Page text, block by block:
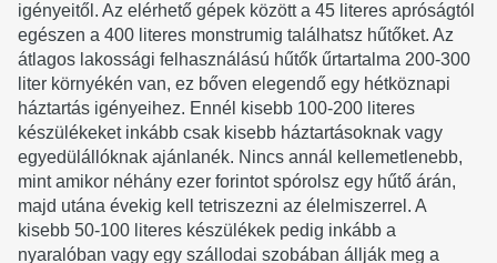
igényeitől. Az elérhető gépek között a 45 literes apróságtól
egészen a 400 literes monstrumig találhatsz hűtőket. Az
átlagos lakossági felhasználású hűtők űrtartalma 200-300
liter környékén van, ez bőven elegendő egy hétköznapi
háztartás igényeihez. Ennél kisebb 100-200 literes
készülékeket inkább csak kisebb háztartásoknak vagy
egyedülállóknak ajánlanék. Nincs annál kellemetlenebb,
mint amikor néhány ezer forintot spórolsz egy hűtő árán,
majd utána évekig kell tetriszezni az élelmiszerrel. A
kisebb 50-100 literes készülékek pedig inkább a
nyaralóban vagy egy szállodai szobában állják meg a